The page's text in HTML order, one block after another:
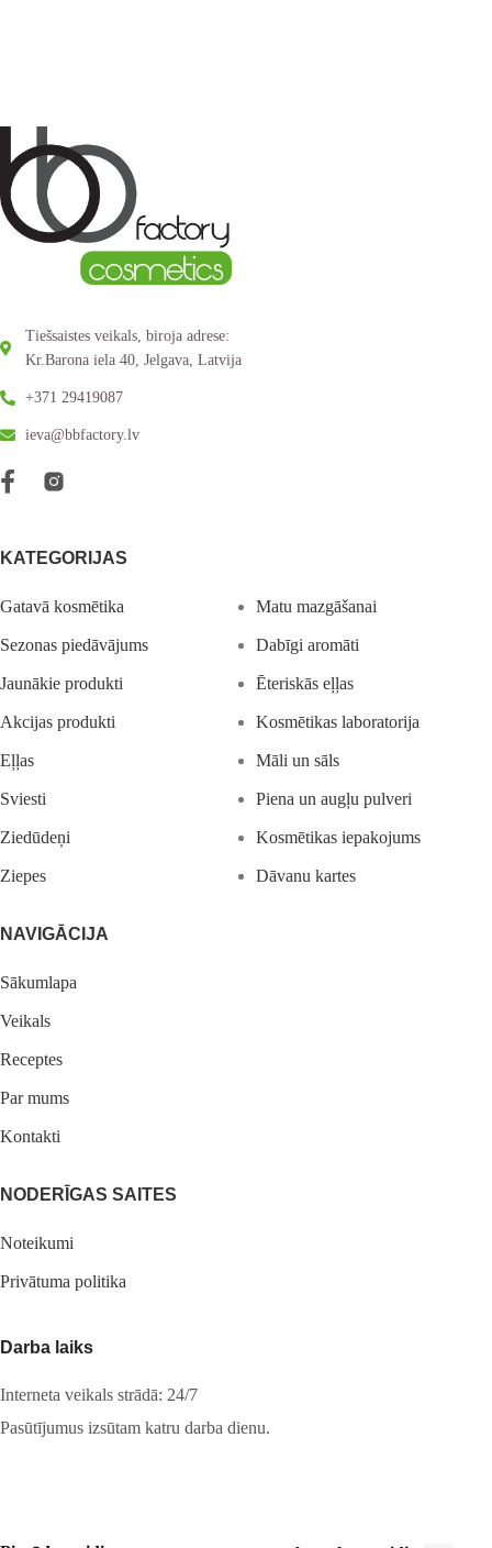
Tiešsaistes veikals, biroja adrese:
Kr.Barona iela 40, Jelgava, Latvija
+371 29419087
ieva@bbfactory.lv
NAVIGĀCIJA
Sākumlapa
Veikals
Receptes
Par mums
Kontakti
KATEGORIJAS
Gatavā kosmētika
Sezonas piedāvājums
Jaunākie produkti
Akcijas produkti
Eļļas
Sviesti
Ziedūdeņi
Ziepes
Matu mazgāšanai
Dabīgi aromāti
Ēteriskās eļļas
Kosmētikas laboratorija
Māli un sāls
Piena un augļu pulveri
Kosmētikas iepakojums
Dāvanu kartes
NODERĪGAS SAITES
Noteikumi
Privātuma politika
Darba laiks
Interneta veikals strādā: 24/7
Pasūtījumus izsūtam katru darba dienu.